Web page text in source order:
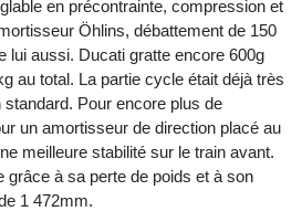
en précontrainte, compression et
Öhlins, débattement de 150
lui aussi. Ducati gratte encore 600g
au total. La partie cycle était déjà très
Pour encore plus de
un amortisseur de direction placé au
meilleure stabilité sur le train avant.
grâce à sa perte de poids et à son
1 472mm.